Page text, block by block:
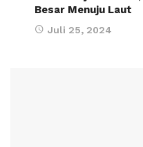
Besar Menuju Laut
Juli 25, 2024